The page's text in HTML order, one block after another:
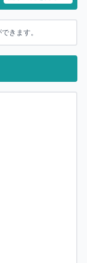
きます。